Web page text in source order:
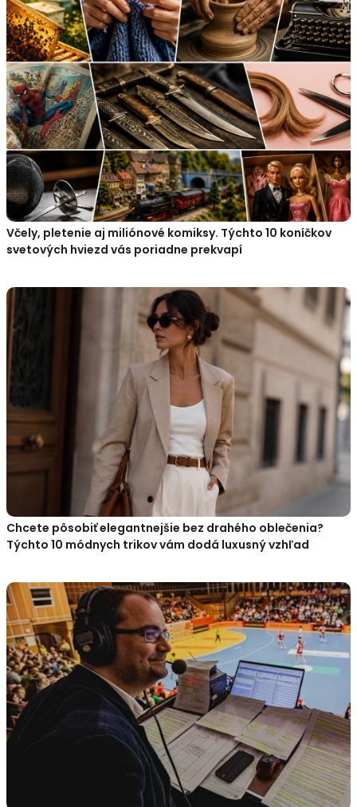
Včely, pletenie aj miliónové komiksy. Týchto 10 koníčkov
svetových hviezd vás poriadne prekvapí
Chcete pôsobiť elegantnejšie bez drahého oblečenia?
Týchto 10 módnych trikov vám dodá luxusný vzhľad